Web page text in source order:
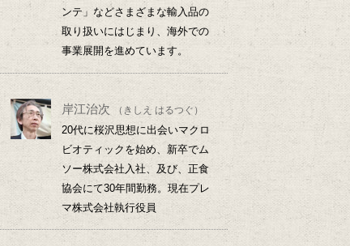
ンテ」などさまざまな輸入品の
取り扱いにはじまり、海外での
事業展開を進めています。
岸江治次 （きしえ はるつぐ）
20代に桜沢思想に出会いマクロ
ビオティックを始め、新卒でム
ソー株式会社入社、及び、正食
協会にて30年間勤務。現在プレ
マ株式会社執行役員